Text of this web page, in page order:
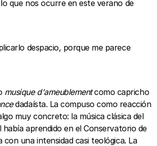
que nos ocurre en este verano de
despacio, porque me parece
musique d'ameublementcomo capricho
dadaísta. La compuso como reacción
muy concreto: la música clásica del
había aprendido en el Conservatorio de
con una intensidad casi teológica. La